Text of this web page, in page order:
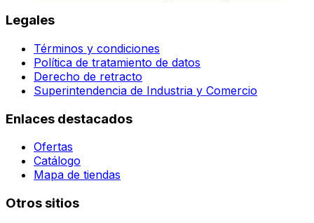
Legales
Términos y condiciones
Política de tratamiento de datos
Derecho de retracto
Superintendencia de Industria y Comercio
Enlaces destacados
Ofertas
Catálogo
Mapa de tiendas
Otros sitios